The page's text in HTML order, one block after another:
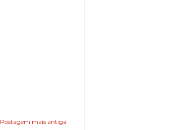
Postagem mais antiga